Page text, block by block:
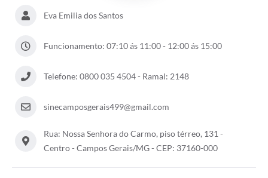
Eva Emilia dos Santos
Funcionamento: 07:10 ás 11:00 - 12:00 ás 15:00
Telefone: 0800 035 4504 - Ramal: 2148
sinecamposgerais499@gmail.com
Rua: Nossa Senhora do Carmo, piso térreo, 131 -
Centro - Campos Gerais/MG - CEP: 37160-000